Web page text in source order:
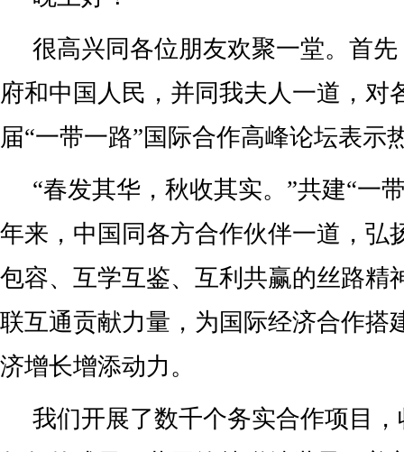
很高兴同各位朋友欢聚一堂。首
府和中国人民，并同我夫人一道，对
届“一带一路”国际合作高峰论坛表示
“春发其华，秋收其实。”共建“一
年来，中国同各方合作伙伴一道，弘
包容、互学互鉴、互利共赢的丝路精
联互通贡献力量，为国际经济合作搭
济增长增添动力。
我们开展了数千个务实合作项目